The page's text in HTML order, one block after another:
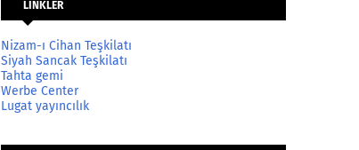
LİNKLER
Nizam-ı Cihan Teşkilatı
Siyah Sancak Teşkilatı
Tahta gemi
Werbe Center
Lugat yayıncılık